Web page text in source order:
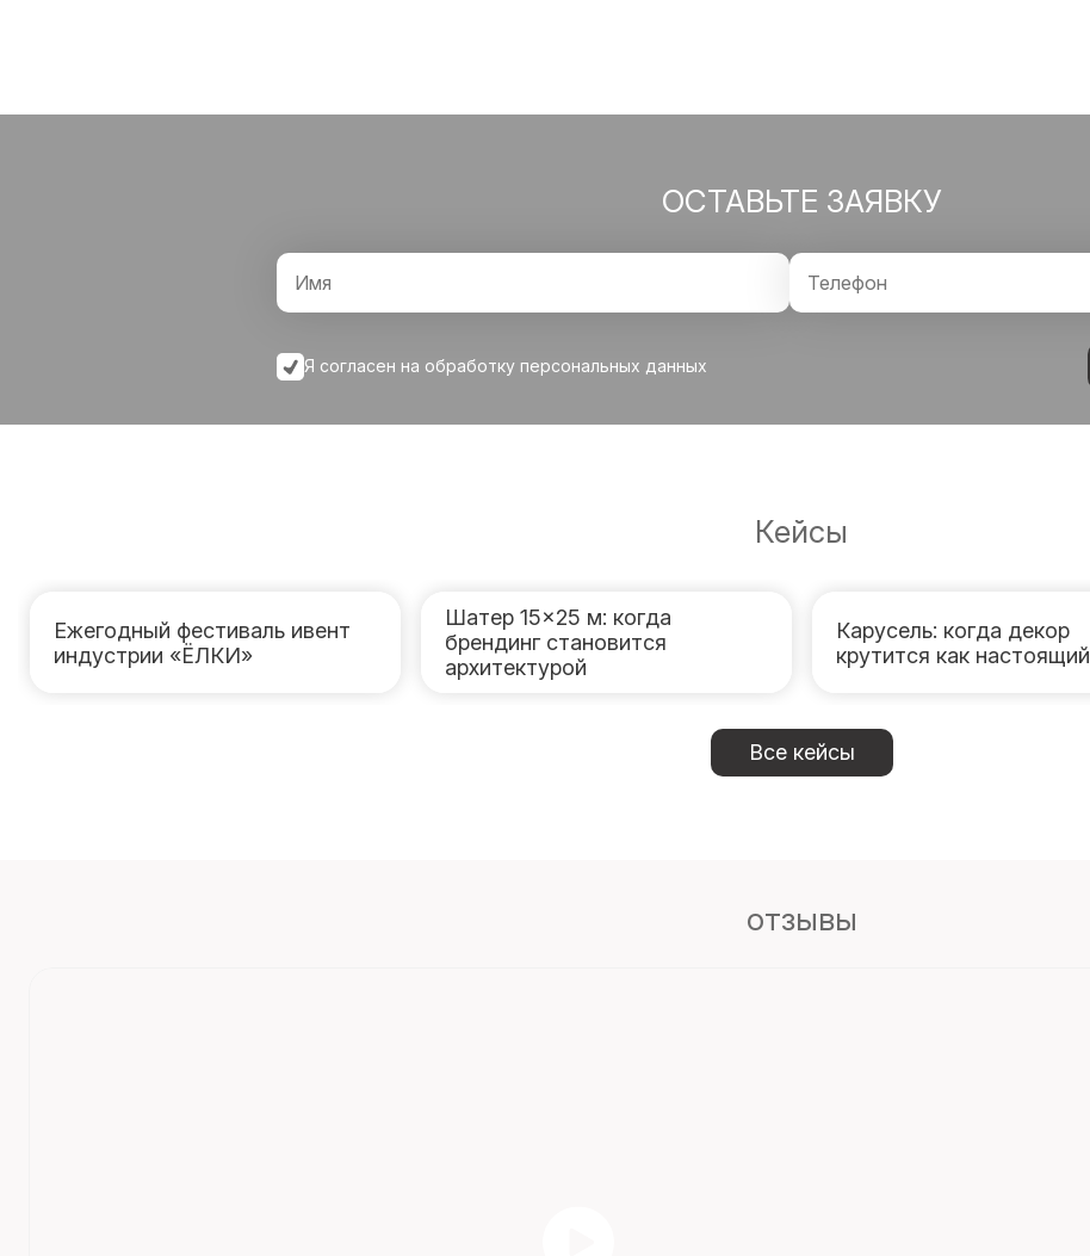
ОСТАВЬТЕ ЗАЯВКУ
Я согласен на обработку персональных данных
Кейсы
Ежегодный фестиваль ивент
индустрии «ЁЛКИ»
Шатер 15×25 м: когда
брендинг становится
архитектурой
Карусель: когда декор
крутится как настоящий
Все кейсы
отзывы